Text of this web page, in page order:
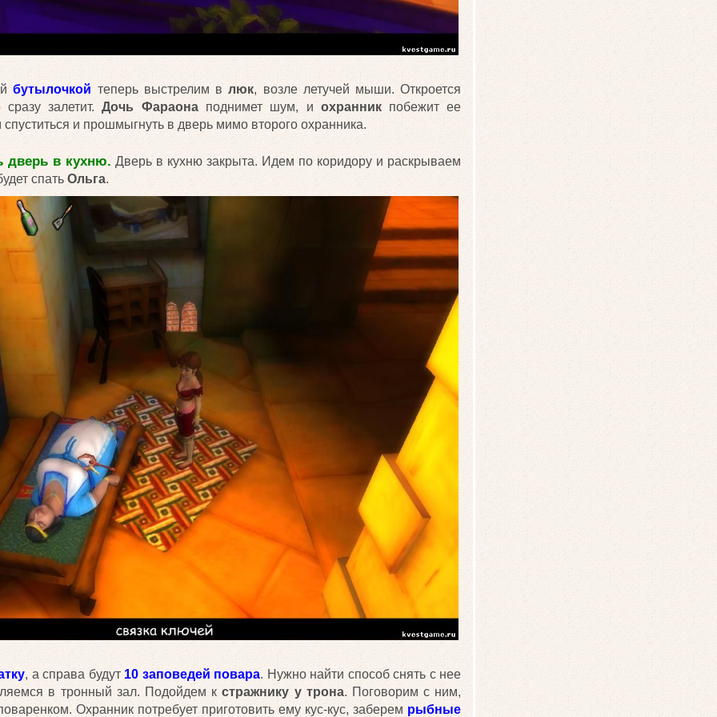
бутылочкой теперь выстрелим влюк, возле летучей мыши. Откроется
залетит.Дочь Фараонаподнимет шум, и охранникпобежит ее
и прошмыгнуть в дверь мимо второго охранника.
дверь в кухню. Дверь в кухню закрыта. Идем по коридору и раскрываем
спать Ольга.
, а справа будут 10 заповедей повара. Нужно найти способ снять с нее
в тронный зал. Подойдем кстражнику у трона. Поговорим с ним,
Охранник потребует приготовить ему кус-кус, заберем рыбные